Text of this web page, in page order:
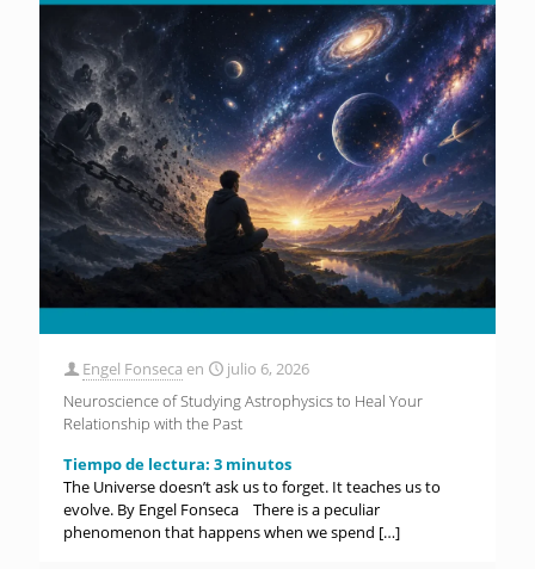
Engel Fonseca en
julio 6, 2026
Neuroscience of Studying Astrophysics to Heal Your
Relationship with the Past
Tiempo de lectura: 3 minutos
The Universe doesn’t ask us to forget. It teaches us to
evolve. By Engel Fonseca There is a peculiar
phenomenon that happens when we spend […]